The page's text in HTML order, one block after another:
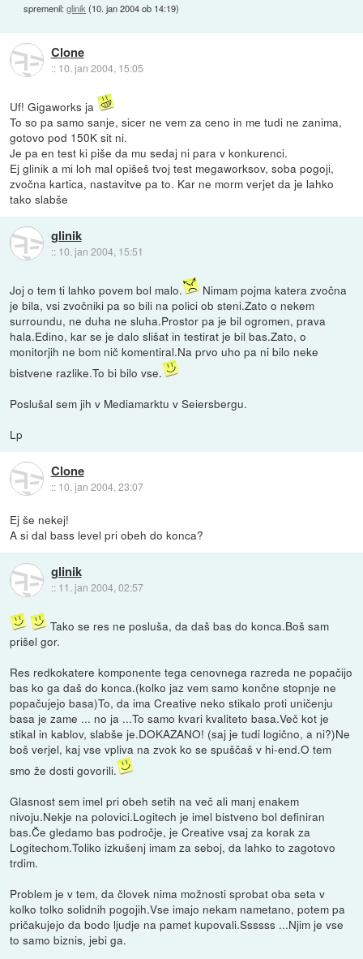
spremenil:glinik (10. jan 2004 ob 14:19)
Clone
:: 10. jan 2004, 15:05
Uf! Gigaworks ja
To so pa samo sanje, sicer ne vem za ceno in me tudi ne zanima,
gotovo pod 150K sit ni.
Je pa en test ki piše da mu sedaj ni para v konkurenci.
Ej glinik a mi loh mal opišeš tvoj test megaworksov, soba pogoji,
zvočna kartica, nastavitve pa to. Kar ne morm verjet da je lahko
tako slabše
glinik
:: 10. jan 2004, 15:51
Joj o tem ti lahko povem bol malo.
Nimam pojma katera zvočna
je bila, vsi zvočniki pa so bili na polici ob steni.Zato o nekem
surroundu, ne duha ne sluha.Prostor pa je bil ogromen, prava
hala.Edino, kar se je dalo slišat in testirat je bil bas.Zato, o
monitorjih ne bom nič komentiral.Na prvo uho pa ni bilo neke
bistvene razlike.To bi bilo vse.
Poslušal sem jih v Mediamarktu v Seiersbergu.
Lp
Clone
:: 10. jan 2004, 23:07
Ej še nekej!
A si dal bass level pri obeh do konca?
glinik
:: 11. jan 2004, 02:57
Tako se res ne posluša, da daš bas do konca.Boš sam
prišel gor.
Res redkokatere komponente tega cenovnega razreda ne popačijo
bas ko ga daš do konca.(kolko jaz vem samo končne stopnje ne
popačujejo basa)To, da ima Creative neko stikalo proti uničenju
basa je zame ... no ja ...To samo kvari kvaliteto basa.Več kot je
stikal in kablov, slabše je.DOKAZANO! (saj je tudi logično, a ni?)Ne
boš verjel, kaj vse vpliva na zvok ko se spuščaš v hi-end.O tem
smo že dosti govorili.
Glasnost sem imel pri obeh setih na več ali manj enakem
nivoju.Nekje na polovici.Logitech je imel bistveno bol definiran
bas.Če gledamo bas področje, je Creative vsaj za korak za
Logitechom.Toliko izkušenj imam za seboj, da lahko to zagotovo
trdim.
Problem je v tem, da človek nima možnosti sprobat oba seta v
kolko tolko solidnih pogojih.Vse imajo nekam nametano, potem pa
pričakujejo da bodo ljudje na pamet kupovali.Ssssss ...Njim je vse
to samo biznis, jebi ga.